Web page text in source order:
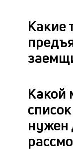
Какие
Какой
нужен